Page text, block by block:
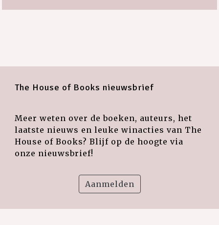
The House of Books nieuwsbrief
Meer weten over de boeken, auteurs, het
laatste nieuws en leuke winacties van The
House of Books? Blijf op de hoogte via
onze nieuwsbrief!
Aanmelden